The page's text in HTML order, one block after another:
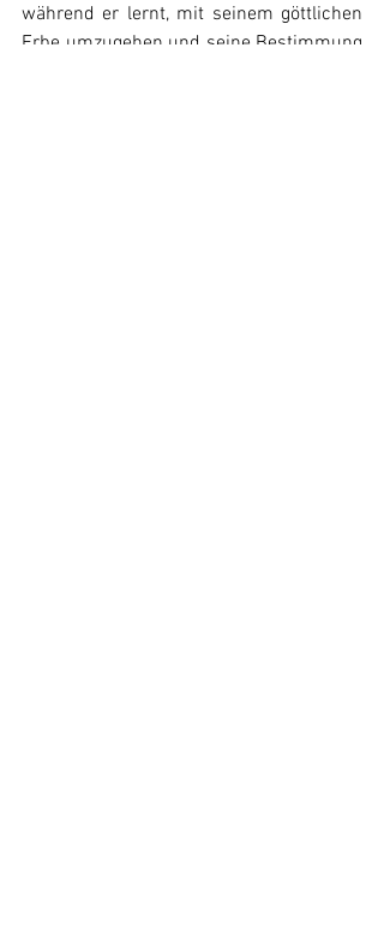
während er lernt, mit seinem göttlichen
Erbe umzugehen und seine Bestimmung